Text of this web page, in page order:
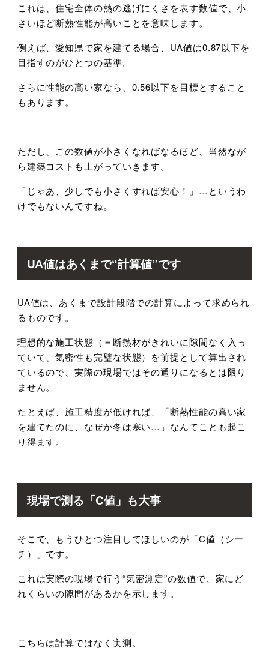
これは、住宅全体の熱の逃げにくさを表す数値で、小
さいほど断熱性能が高いことを意味します。
例えば、愛知県で家を建てる場合、 UA値は0.87以下を
目指すのがひとつの基準。
さらに性能の高い家なら、 0.56以下を目標とすること
もあります。
ただし、この数値が小さくなればなるほど、当然なが
ら建築コストも上がっていきます。
「じゃあ、少しでも小さくすれば安心！」 …というわ
けでもないんですね。
UA値はあくまで“計算値”です
UA値は、あくまで設計段階での計算によって求められ
るものです。
理想的な施工状態（＝断熱材がきれいに隙間なく入っ
ていて、気密性も完璧な状態）を前提として算出され
ているので、実際の現場ではその通りになるとは限り
ません。
たとえば、施工精度が低ければ、「断熱性能の高い家
を建てたのに、なぜか冬は寒い… 」なんてことも起こ
り得ます。
現場で測る「C値」も大事
そこで、もうひとつ注目してほしいのが「C値（シー
チ）」です。
これは実際の現場で行う “気密測定”の数値で、家にど
れくらいの隙間があるかを示します。
こちらは計算ではなく実測。